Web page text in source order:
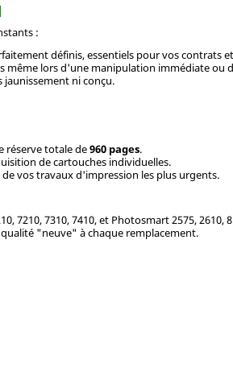
:
définis, essentiels pour vos contrats
même lors d'une manipulation immédiate ou
jaunissement ni conçu.
réserve totale de960 pages.
de cartouches individuelles.
vos travaux d'impression les plus urgents.
7210, 7310, 7410, et Photosmart 2575, 2610,
"neuve" à chaque remplacement.